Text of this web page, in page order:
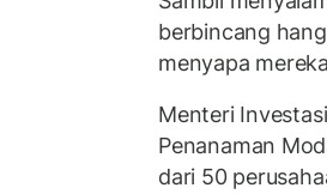
berbincang
menyapa
Menteri
Penanaman
dari 50